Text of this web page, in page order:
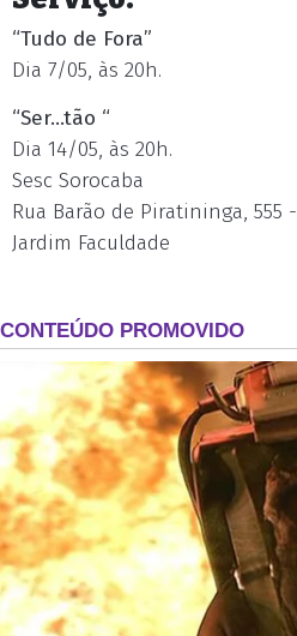
“Tudo de Fora”
Dia 7/05, às 20h.
“Ser...tão “
Dia 14/05, às 20h.
Sesc Sorocaba
Rua Barão de Piratininga, 555 -
Jardim Faculdade